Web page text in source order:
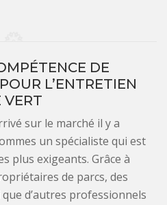
DE
L’ENTRETIEN
VERT
sur le marché il y a
un spécialiste qui est
plus exigeants. Grâce à
de parcs, des
d’autres professionnels